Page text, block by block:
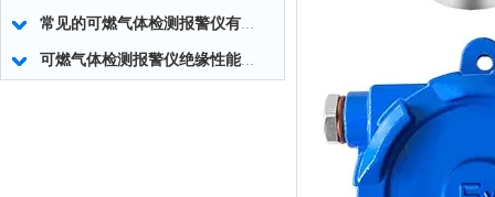
常见的可燃气体检测报警仪有哪些类型？
可燃气体检测报警仪绝缘性能的主要因素